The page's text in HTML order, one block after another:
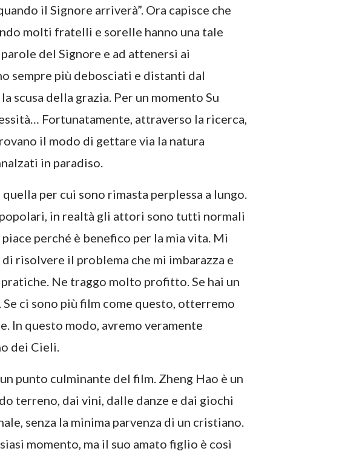
il Signore arriverà”. Ora capisce che
molti fratelli e sorelle hanno una tale
del Signore e ad attenersi ai
sempre più debosciati e distanti dal
scusa della grazia. Per un momento Su
Fortunatamente, attraverso la ricerca,
il modo di gettare via la natura
in paradiso.
per cui sono rimasta perplessa a lungo.
in realtà gli attori sono tutti normali
perché è benefico per la mia vita. Mi
risolvere il problema che mi imbarazza e
Ne traggo molto profitto. Se hai un
ci sono più film come questo, otterremo
In questo modo, avremo veramente
dei Cieli.
punto culminante del film. Zheng Hao è un
terreno, dai vini, dalle danze e dai giochi
senza la minima parvenza di un cristiano.
momento, ma il suo amato figlio è così